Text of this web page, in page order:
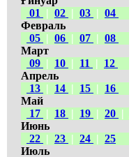
01
| 02 | 03 | 04
Февраль
05 | 06 | 07 | 08
Март
09 | 10 | 11 |
12
Апрель
13 | 14 | 15 |
16
Май
17 | 18 | 19 | 20 |
Июнь
22 | 23 | 24 | 25
Июль